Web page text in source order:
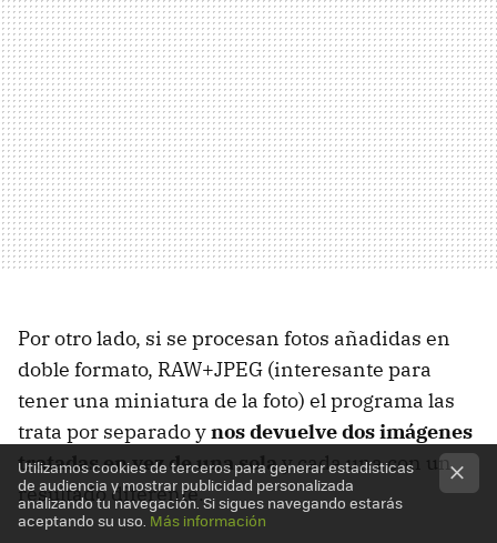
Por otro lado, si se procesan fotos añadidas en
doble formato, RAW+JPEG (interesante para
tener una miniatura de la foto) el programa las
trata por separado ynos devuelve dos imágenes
tratadas en vez de una solay cada una con un
resultado diferente.
Utilizamos cookies de terceros para generar estadísticas
de audiencia y mostrar publicidad personalizada
analizando tu navegación. Si sigues navegando estarás
aceptando su uso. Más información